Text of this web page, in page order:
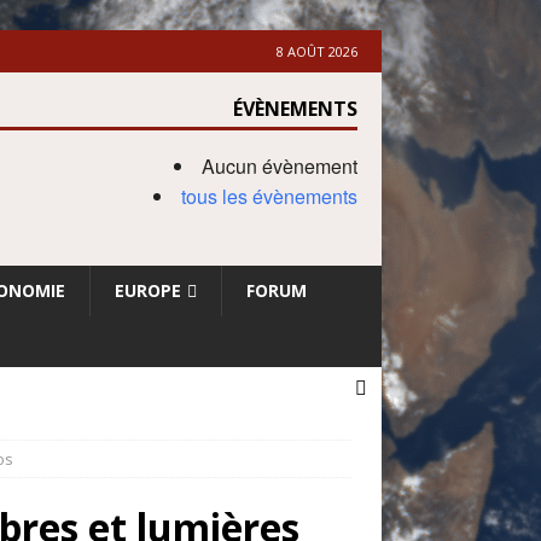
8 AOÛT 2026
ÉVÈNEMENTS
Aucun évènement
tous les évènements
EUROPE FORUM
et lumières